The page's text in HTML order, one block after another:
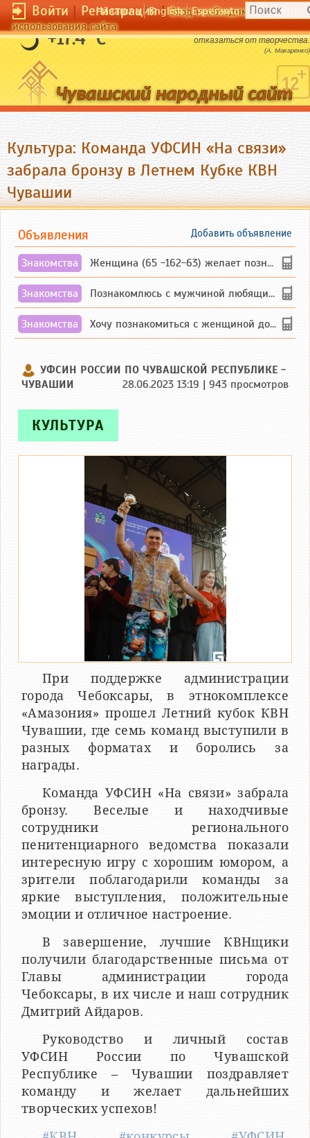
Войти|Регистрация|Вход необходим для
использования сайта
Чӑвашла English Esperanto
+17.4 °C
Отказаться от риска - значит
отказаться от творчества.
(А. Макаренко)
Культура: Команда УФСИН «На связи»
забрала бронзу в Летнем Кубке КВН
Чувашии
Добавить объявление
Объявления
Знакомства Женщина (65 -162-63) желает познакомиться с одиноким, добродушным, без вредных ...
Знакомства Познакомлюсь с мужчиной любящим танцевать и петь на родном чувашском языке
Знакомства Хочу познакомиться с женщиной до 55 лет чувашской или русской национальности дл...
УФСИН РОССИИ ПО ЧУВАШСКОЙ РЕСПУБЛИКЕ -
ЧУВАШИИ
28.06.2023 13:19 | 943 просмотров
КУЛЬТУРА
При поддержке администрации
города Чебоксары, в этнокомплексе
«Амазония» прошел Летний кубок КВН
Чувашии, где семь команд выступили в
разных форматах и боролись за
награды.
Команда УФСИН «На связи» забрала
бронзу. Веселые и находчивые
сотрудники регионального
пенитенциарного ведомства показали
интересную игру с хорошим юмором, а
зрители поблагодарили команды за
яркие выступления, положительные
эмоции и отличное настроение.
В завершение, лучшие КВНщики
получили благодарственные письма от
Главы администрации города
Чебоксары, в их числе и наш сотрудник
Дмитрий Айдаров.
Руководство и личный состав
УФСИН России по Чувашской
Республике – Чувашии поздравляет
команду и желает дальнейших
творческих успехов!